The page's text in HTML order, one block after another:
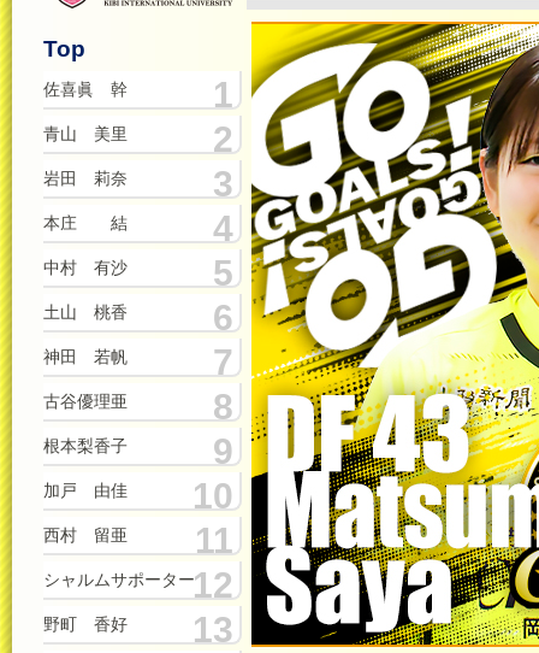
Top
佐喜眞 幹 1
青山 美里 2
岩田 莉奈 3
本庄 結 4
中村 有沙 5
土山 桃香 6
神田 若帆 7
古谷優理亜 8
根本梨香子 9
加戸 由佳 10
西村 留亜 11
シャルムサポーター12
野町 香好 13